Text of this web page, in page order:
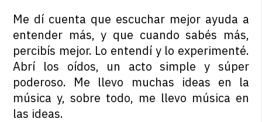
Me dí cuenta que escuchar mejor ayuda a
entender más, y que cuando sabés más,
percibís mejor. Lo entendí y lo experimenté.
Abrí los oídos, un acto simple y súper
poderoso. Me llevo muchas ideas en la
música y, sobre todo, me llevo música en
las ideas.